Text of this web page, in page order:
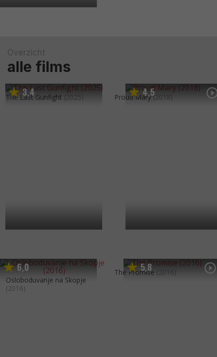
Overzicht
alle films
3,4
The Last Gunfight (2025) 4,5
Proud Mary (2018)
6,0
Osloboduvanje na Skopje
(2016)
5,8
The Promise (2016)